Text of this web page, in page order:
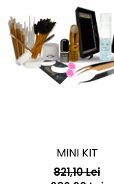
MINI KIT
821,10 Lei